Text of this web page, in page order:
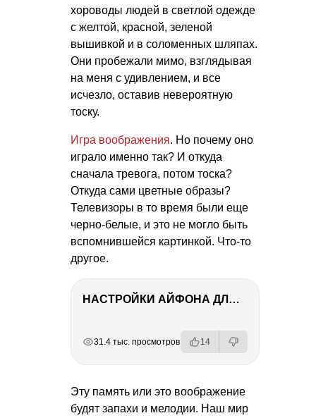
хороводы людей в светлой одежде
с желтой, красной, зеленой
вышивкой и в соломенных шляпах.
Они пробежали мимо, взглядывая
на меня с удивлением, и все
исчезло, оставив невероятную
тоску.
Игра воображения. Но почему оно
играло именно так? И откуда
сначала тревога, потом тоска?
Откуда сами цветные образы?
Телевизоры в то время были еще
черно-белые, и это не могло быть
вспомнившейся картинкой. Что-то
другое.
НАСТРОЙКИ АЙФОНА ДЛЯ ФОТО И ВИДЕО
31.4 тыс. просмотров 14
Эту память или это воображение
будят запахи и мелодии. Наш мир